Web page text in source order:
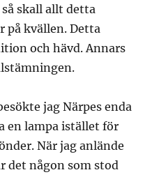
skall allt detta
på kvällen. Detta
och hävd. Annars
jag Närpes enda
en lampa istället för
När jag anlände
det någon som stod